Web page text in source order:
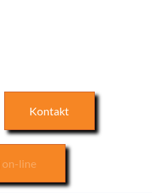
Kontakt
on-line